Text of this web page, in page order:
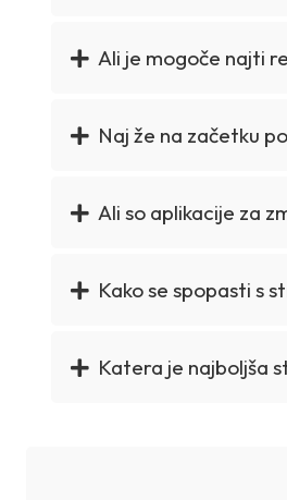
Ali je mogoče najti
Naj že na začetku
Ali so aplikacije za
Kako se spopasti s
Katera je najboljša